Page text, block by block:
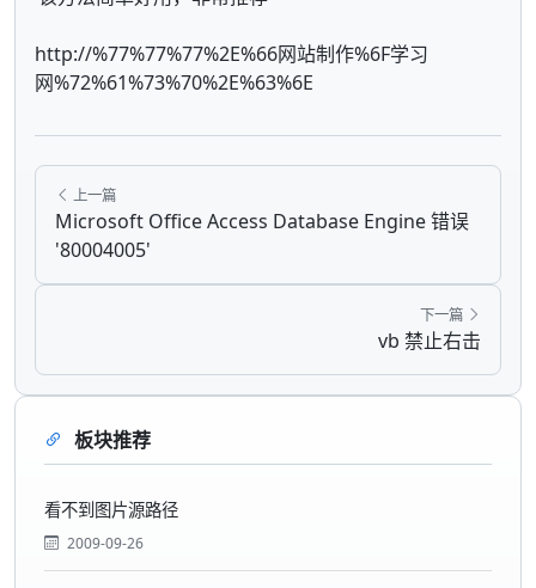
http://%77%77%77%2E%66网站制作%6F学习
网%72%61%73%70%2E%63%6E
上一篇
Microsoft Office Access Database Engine 错误
'80004005'
下一篇
vb 禁止右击
板块推荐
看不到图片源路径
2009-09-26